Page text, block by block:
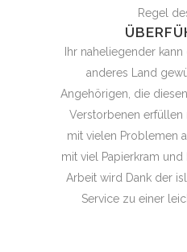
Regel
Ihr naheliegender
anderes Land
Angehörigen, die
Verstorbenen
mit vielen Problemen
mit viel Papierkram
Arbeit wird Dank der
Service zu einer